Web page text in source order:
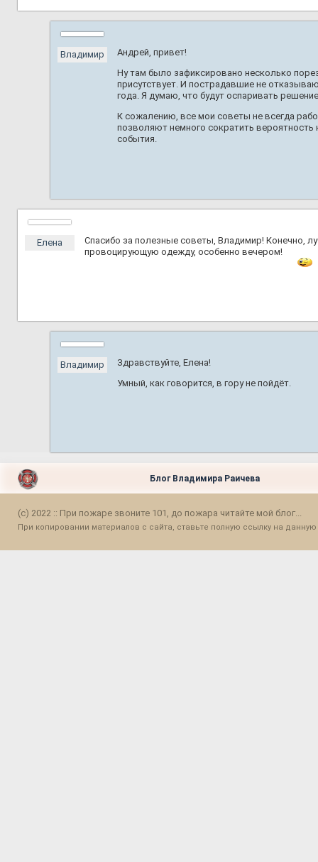
Владимир
Андрей, привет!
Ну там было зафиксировано несколько
присутствует. И пострадавшие не
года. Я думаю, что будут оспаривать
К сожалению, все мои советы не всегда
позволяют немного сократить вероятность
события.
Елена
Спасибо за полезные советы, Владимир! Конечно,
провоцирующую одежду, особенно вечером!
Владимир
Здравствуйте, Елена!
Умный, как говорится, в гору не пойдёт.
Блог Владимира Раичева
(c) 2022 :: При пожаре звоните 101, до пожара читайте мой блог...
При копировании материалов с сайта, ставьте полную ссылку на